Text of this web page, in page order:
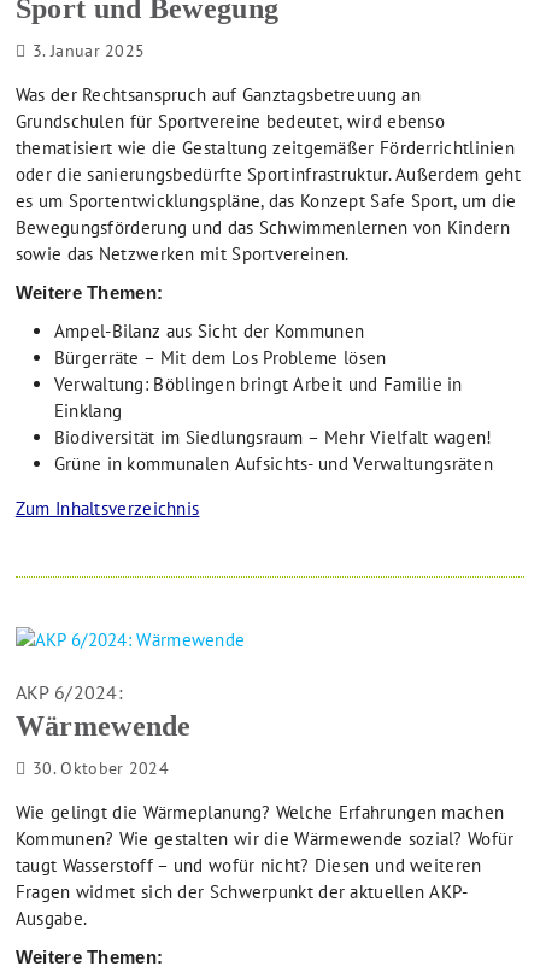
Sport und Bewegung
3. Januar 2025
Was der Rechtsanspruch auf Ganztagsbetreuung an
Grundschulen für Sportvereine bedeutet, wird ebenso
thematisiert wie die Gestaltung zeitgemäßer Förderrichtlinien
oder die sanierungsbedürfte Sportinfrastruktur. Außerdem geht
es um Sportentwicklungspläne, das Konzept Safe Sport, um die
Bewegungsförderung und das Schwimmenlernen von Kindern
sowie das Netzwerken mit Sportvereinen.
Weitere Themen:
Ampel-Bilanz aus Sicht der Kommunen
Bürgerräte – Mit dem Los Probleme lösen
Verwaltung: Böblingen bringt Arbeit und Familie in
Einklang
Biodiversität im Siedlungsraum – Mehr Vielfalt wagen!
Grüne in kommunalen Aufsichts- und Verwaltungsräten
Zum Inhaltsverzeichnis
AKP 6/2024:
Wärmewende
30. Oktober 2024
Wie gelingt die Wärmeplanung? Welche Erfahrungen machen
Kommunen? Wie gestalten wir die Wärmewende sozial? Wofür
taugt Wasserstoff – und wofür nicht? Diesen und weiteren
Fragen widmet sich der Schwerpunkt der aktuellen AKP-
Ausgabe.
Weitere Themen: